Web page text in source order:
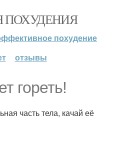
ПОХУДЕНИЯ
похудение
отзывы
гореть!
часть тела, качай её